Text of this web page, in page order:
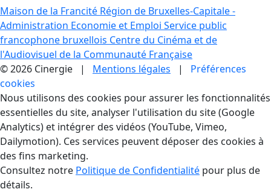
Maison de la Francité Région de Bruxelles-Capitale -
Administration Economie et Emploi Service public
francophone bruxellois Centre du Cinéma et de
l'Audiovisuel de la Communauté Française
© 2026 Cinergie | Mentions légales | Préférences
cookies
Gestion des Cookies
Nous utilisons des cookies pour assurer les fonctionnalités
essentielles du site, analyser l'utilisation du site (Google
Analytics) et intégrer des vidéos (YouTube, Vimeo,
Dailymotion). Ces services peuvent déposer des cookies à
des fins marketing.
Consultez notre Politique de Confidentialité pour plus de
détails.